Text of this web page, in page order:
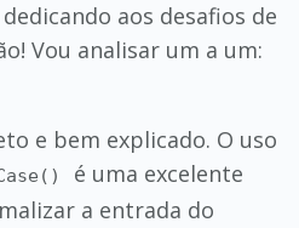
aos desafios de
Vou analisar um a um:
e bem explicado. O uso
é uma excelente
a entrada do